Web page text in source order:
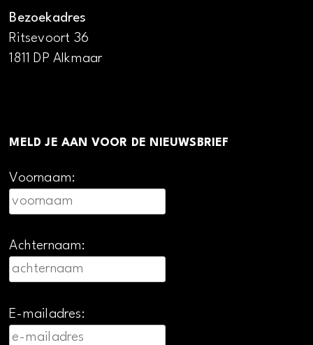
Bezoekadres
Ritsevoort 36
1811 DP Alkmaar
MELD JE AAN VOOR DE NIEUWSBRIEF
Voornaam:
Achternaam:
E-mailadres: